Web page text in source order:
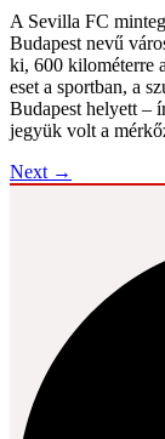
A Sevilla FC
Budapest nevű
ki, 600 kilométerre
eset a sportban, a
Budapest helyett –
jegyük volt a
Next →